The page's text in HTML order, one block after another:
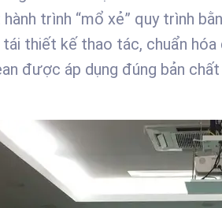
Science
trình “mổ xẻ” quy trình
thiết kế thao tác, chuẩn
được áp dụng đúng bản